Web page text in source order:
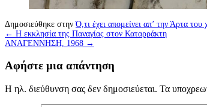
Δημοσιεύθηκε στηνΌ,τι έχει απομείνει απ’ την Άρτα του
← Η εκκλησία της Παναγίας στον Καταρράκτη
ΑΝΑΓΕΝΝΗΣΗ, 1968 →
Αφήστε μια απάντηση
Η ηλ. διεύθυνση σας δεν δημοσιεύεται. Τα